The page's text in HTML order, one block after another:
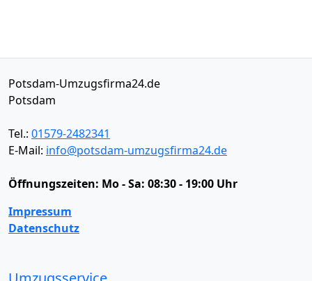
Potsdam-Umzugsfirma24.de
Potsdam
Tel.: 01579-2482341
E-Mail: info@potsdam-umzugsfirma24.de
Öffnungszeiten: Mo - Sa: 08:30 - 19:00 Uhr
Impressum
Datenschutz